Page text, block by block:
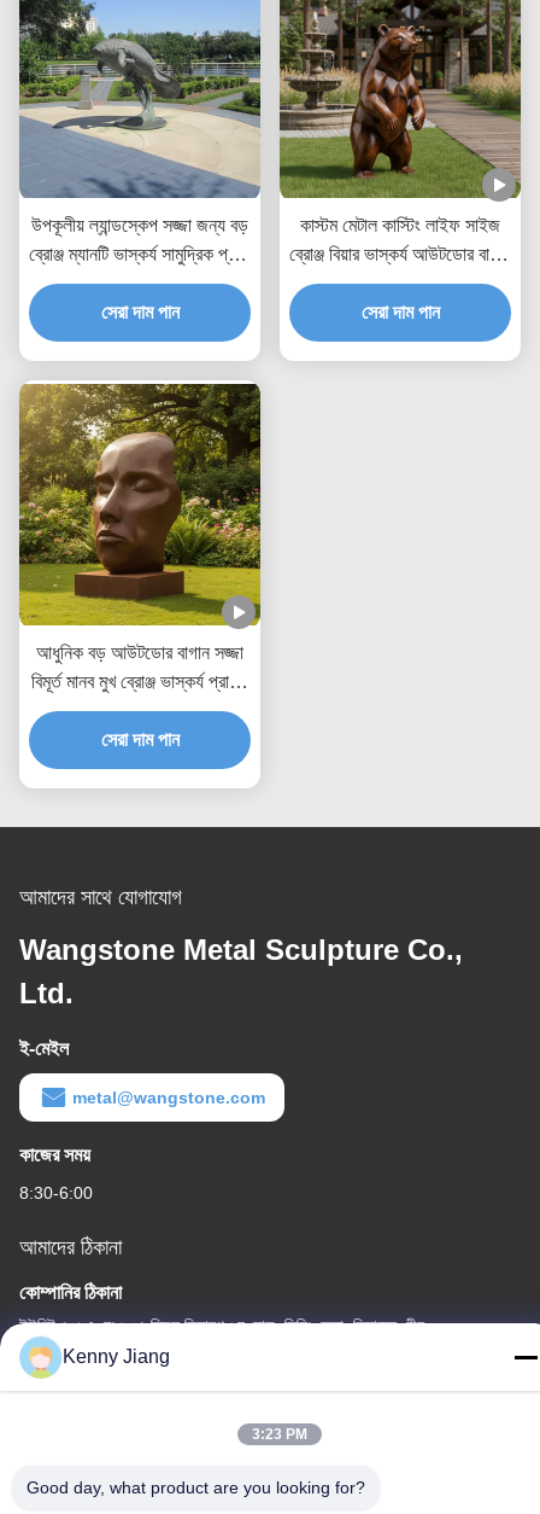
উপকূলীয় ল্যান্ডস্কেপ সজ্জা জন্য বড়
ব্রোঞ্জ ম্যানটি ভাস্কর্য সামুদ্রিক প্রাণী
বহিরঙ্গন বাগান শিল্প মূর্তি
সেরা দাম পান
কাস্টম মেটাল কাস্টিং লাইফ সাইজ
ব্রোঞ্জ বিয়ার ভাস্কর্য আউটডোর বাগান
মূর্তি ভিলা পার্কের জন্য বাস্তববাদী
প্রাণী শিল্প ভূদৃশ্য সজ্জা
সেরা দাম পান
আধুনিক বড় আউটডোর বাগান সজ্জা
বিমূর্ত মানব মুখ ব্রোঞ্জ ভাস্কর্য প্রাচীন
ধাতব শিল্প ভাস্কর্য ল্যান্ডস্কেপ পার্ক
ইয়ার্ড সজ্জা জন্য
সেরা দাম পান
আমাদের সাথে যোগাযোগ
Wangstone Metal Sculpture Co.,
Ltd.
ই-মেইল
metal@wangstone.com
কাজের সময়
8:30-6:00
আমাদের ঠিকানা
কোম্পানির ঠিকানা
ইউনিট ৭০১এ, নং ৮৩৭ মিডল কিয়ানপু ২য় রোড, সিমিং জেলা, জিয়ামেন, চীন
কারখানার ঠিকানা
86-592-5175705
Kenny Jiang
3:23 PM
Good day, what product are you looking for?